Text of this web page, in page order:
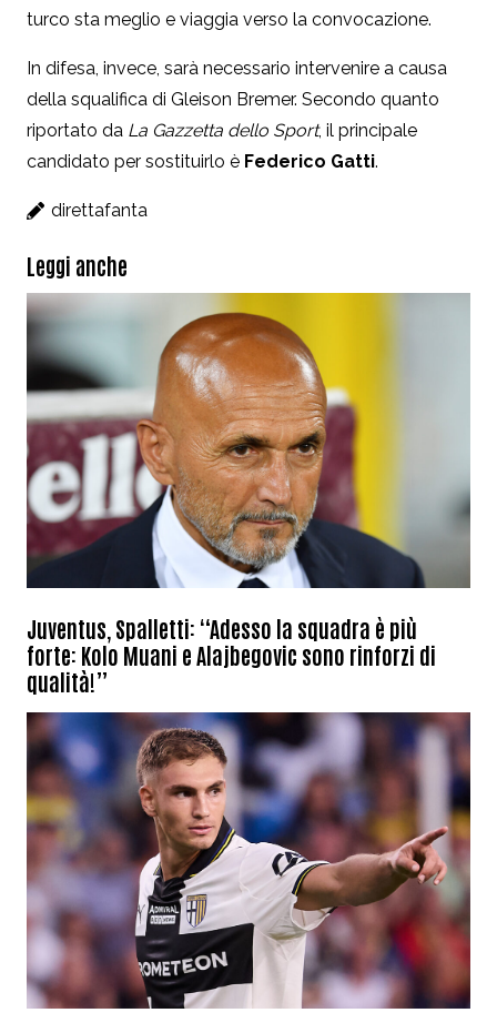
turco sta meglio e viaggia verso la convocazione.
In difesa, invece, sarà necessario intervenire a causa
della squalifica di Gleison Bremer. Secondo quanto
riportato da La Gazzetta dello Sport, il principale
candidato per sostituirlo è Federico Gatti.
direttafanta
Leggi anche
Juventus, Spalletti: “Adesso la squadra è più
forte: Kolo Muani e Alajbegovic sono rinforzi di
qualità!”